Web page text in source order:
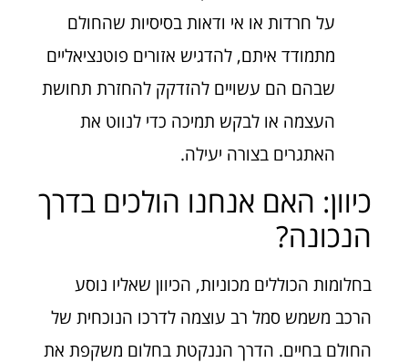
על חרדות או אי ודאות בסיסיות שהחולם
מתמודד איתם, להדגיש אזורים פוטנציאליים
שבהם הם עשויים להזדקק להחזרת תחושת
העצמה או לבקש תמיכה כדי לנווט את
האתגרים בצורה יעילה.
כיוון: האם אנחנו הולכים בדרך
הנכונה?
בחלומות הכוללים מכוניות, הכיוון שאליו נוסע
הרכב משמש סמל רב עוצמה לדרכו הנוכחית של
החולם בחיים. הדרך הננקטת בחלום משקפת את